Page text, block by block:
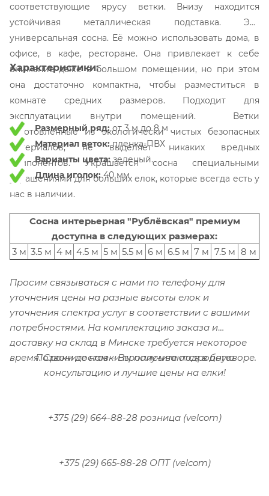
соответствующие ярусу ветки. Внизу находится
устойчивая металлическая подставка. Это
универсальная сосна. Её можно использовать дома, в
офисе, в кафе, ресторане. Она привлекает к себе
внимание даже в большом помещении, но при этом
она достаточно компактна, чтобы разместиться в
комнате средних размеров. Подходит для
эксплуатации внутри помещений. Ветки
изготовленные из экологически чистых безопасных
материалов, не выделяет никаких вредных
компонентов. Украшается сосна специальными
украшениями для больших елок, которые всегда есть у
нас в наличии.
Характеристики:
Размерный ряд:от 3 м до 8 м
Материал веток:пленка-ПВХ
Варианты цвета:зеленый.
Длина иголок:40 мм
Сосна интерьерная "Рублёвская" премиум
доступна в следующих размерах:
3 м 3.5 м 4 м 4.5 м 5 м 5.5 м 6 м 6.5 м 7 м 7.5 м 8 м
Просим связываться с нами по телефону для
уточнения цены на разные высоты елок и
уточнения спектра услуг в соответствии с вашими
потребностями. На комплектацию заказа и
доставку на склад в Минске требуется некоторое
время. Сроки доставки прописываются в договоре.
Позвоните нам – Вы получите подробную
консультацию и лучшие цены на елки!
+375 (29) 664-88-28 розница (velcom)
+375 (29) 665-88-28 ОПТ (velcom)